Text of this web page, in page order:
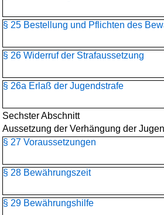
§ 25 Bestellung und Pflichten des
§ 26 Widerruf der Strafaussetzung
§ 26a Erlaß der Jugendstrafe
Sechster Abschnitt
Aussetzung der Verhängung der
§ 27 Voraussetzungen
§ 28 Bewährungszeit
§ 29 Bewährungshilfe